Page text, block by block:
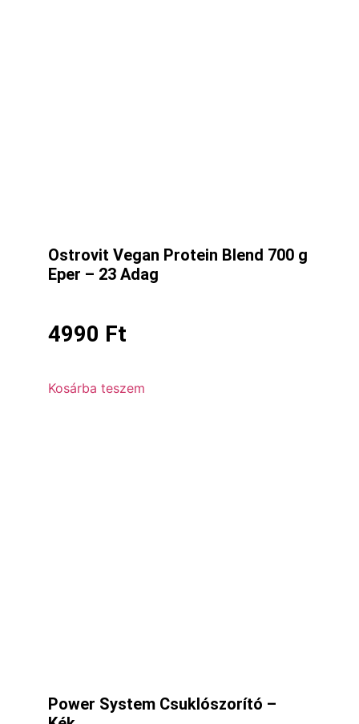
Ostrovit Vegan Protein Blend 700 g
Eper – 23 Adag
4990 Ft
Kosárba teszem
Power System Csuklószorító –